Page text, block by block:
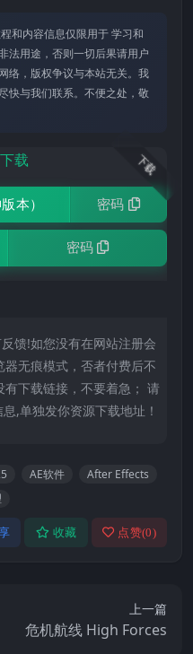
和内容信息仅限⽤于 学习和
法⽤途，否则⼀切后果请⽤户
络，版权争议与本站⽆关。我
快与我们联系。不便之处，敬
下载
载
本） 密码
密码
馈!如您没有在网站注册会
无痕模式，否者付费后不
下载链接，不要着急； 请
,单独发你资源下载地址！
AE软件
After Effects
收藏 点赞(0)
上一篇
危机航线 High Forces